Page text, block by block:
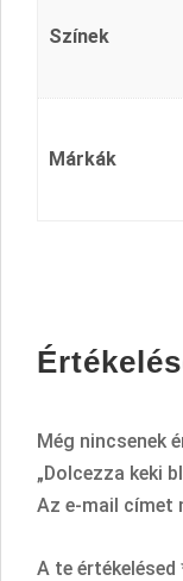
Színek
Márkák
Még nincsenek
„Dolcezza keki
Az e-mail címet
A te értékelésed